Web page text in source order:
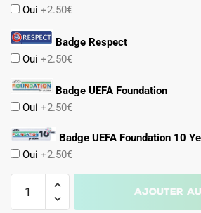
Oui +2.50€
Badge Respect
Oui +2.50€
Badge UEFA Foundation
Oui +2.50€
Badge UEFA Foundation 10
Oui +2.50€
Ajouter